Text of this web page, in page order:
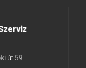
út 59.